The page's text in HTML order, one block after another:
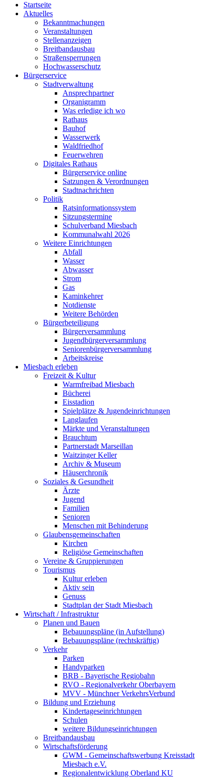
Startseite
Aktuelles
Bekanntmachungen
Veranstaltungen
Stellenanzeigen
Breitbandausbau
Straßensperrungen
Hochwasserschutz
Bürgerservice
Stadtverwaltung
Ansprechpartner
Organigramm
Was erledige ich wo
Rathaus
Bauhof
Wasserwerk
Waldfriedhof
Feuerwehren
Digitales Rathaus
Bürgerservice online
Satzungen & Verordnungen
Stadtnachrichten
Politik
Ratsinformationssystem
Sitzungstermine
Schulverband Miesbach
Kommunalwahl 2026
Weitere Einrichtungen
Abfall
Wasser
Abwasser
Strom
Gas
Kaminkehrer
Notdienste
Weitere Behörden
Bürgerbeteiligung
Bürgerversammlung
Jugendbürgerversammlung
Seniorenbürgerversammlung
Arbeitskreise
Miesbach erleben
Freizeit & Kultur
Warmfreibad Miesbach
Bücherei
Eisstadion
Spielplätze & Jugendeinrichtungen
Langlaufen
Märkte und Veranstaltungen
Brauchtum
Partnerstadt Marseillan
Waitzinger Keller
Archiv & Museum
Häuserchronik
Soziales & Gesundheit
Ärzte
Jugend
Familien
Senioren
Menschen mit Behinderung
Glaubensgemeinschaften
Kirchen
Religiöse Gemeinschaften
Vereine & Gruppierungen
Tourismus
Kultur erleben
Aktiv sein
Genuss
Stadtplan der Stadt Miesbach
Wirtschaft / Infrastruktur
Planen und Bauen
Bebauungspläne (in Aufstellung)
Bebauungspläne (rechtskräftig)
Verkehr
Parken
Handyparken
BRB - Bayerische Regiobahn
RVO - Regionalverkehr Oberbayern
MVV - Münchner VerkehrsVerbund
Bildung und Erziehung
Kindertageseinrichtungen
Schulen
weitere Bildungseinrichtungen
Breitbandausbau
Wirtschaftsförderung
GWM - Gemeinschaftswerbung Kreisstadt
Miesbach e.V.
Regionalentwicklung Oberland KU